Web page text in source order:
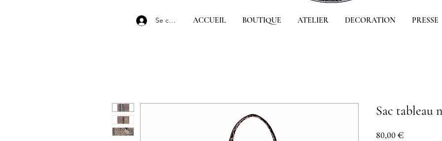
Se connecterACCUEIL BOUTIQUE ATELIER DECORATION PRESSE
Sac tableau
80,00 €